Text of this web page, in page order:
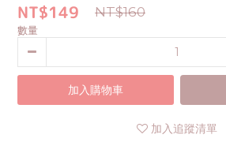
NT$149 NT$160
數量
加入購物車
加入追蹤清單